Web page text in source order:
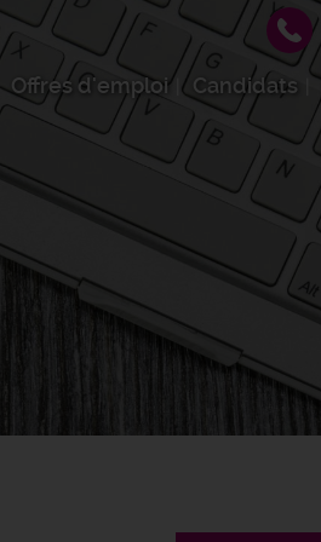
Offres d'emploi Candidats